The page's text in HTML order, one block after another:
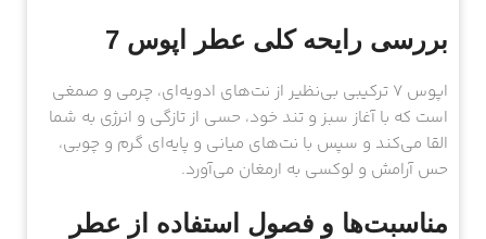
بررسی رایحه کلی عطر اپوس 7
اپوس 7 ترکیبی بی‌نظیر از نت‌های ادویه‌ای، چرمی و صمغی
است که با آغاز سبز و تند خود، حسی از تازگی و انرژی به شما
القا می‌کند و سپس با نت‌های میانی و پایه‌ای گرم و چوبی،
حس آرامش و لوکسی به ارمغان می‌آورد.
مناسبت‌ها و فصول استفاده از عطر